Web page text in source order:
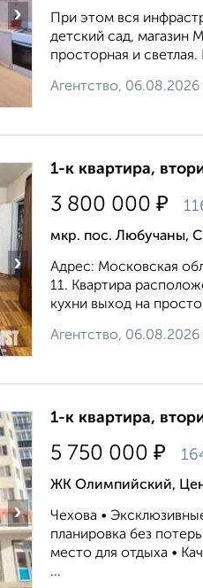
›
При этом вся
детский сад, магазин
просторная и
Агентство, 06.08.2026
›
1-к квартира,
3 800 000 ₽
мкр. пос. Любучаны,
Адрес: Московская
11. Квартира
кухни выход на
Агентство, 06.08.2026
›
1-к квартира,
5 750 000 ₽
ЖК Олимпийский,
Чехова •
планировка без
место для отдыха •
...